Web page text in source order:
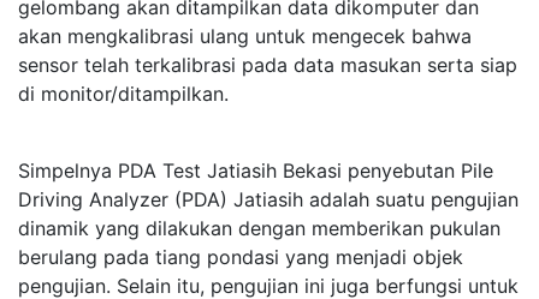
gelombang akan ditampilkan data dikomputer dan
akan mengkalibrasi ulang untuk mengecek bahwa
sensor telah terkalibrasi pada data masukan serta siap
di monitor/ditampilkan.
Simpelnya PDA Test Jatiasih Bekasi penyebutan Pile
Driving Analyzer (PDA) Jatiasih adalah suatu pengujian
dinamik yang dilakukan dengan memberikan pukulan
berulang pada tiang pondasi yang menjadi objek
pengujian. Selain itu, pengujian ini juga berfungsi untuk